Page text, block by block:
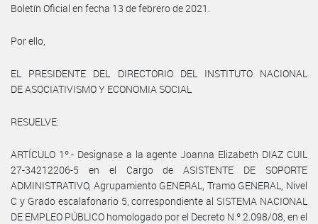
Boletín Oficial en fecha 13 de febrero de 2021.
Por ello,
EL PRESIDENTE DEL DIRECTORIO DEL INSTITUTO NACIONAL
DE ASOCIATIVISMO Y ECONOMIA SOCIAL
RESUELVE:
ARTÍCULO 1º.- Designase a la agente Joanna Elizabeth DIAZ CUIL
27-34212206-5 en el Cargo de ASISTENTE DE SOPORTE
ADMINISTRATIVO, Agrupamiento GENERAL, Tramo GENERAL, Nivel
C y Grado escalafonario 5, correspondiente al SISTEMA NACIONAL
DE EMPLEO PÚBLICO homologado por el Decreto N.º 2.098/08, en el